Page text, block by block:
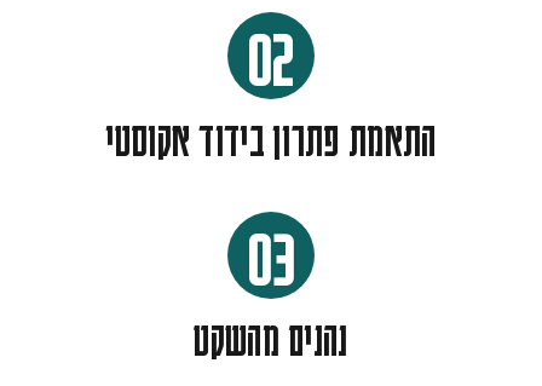
02
התאמת פתרון בידוד אקוסטי
03
נהנים מהשקט